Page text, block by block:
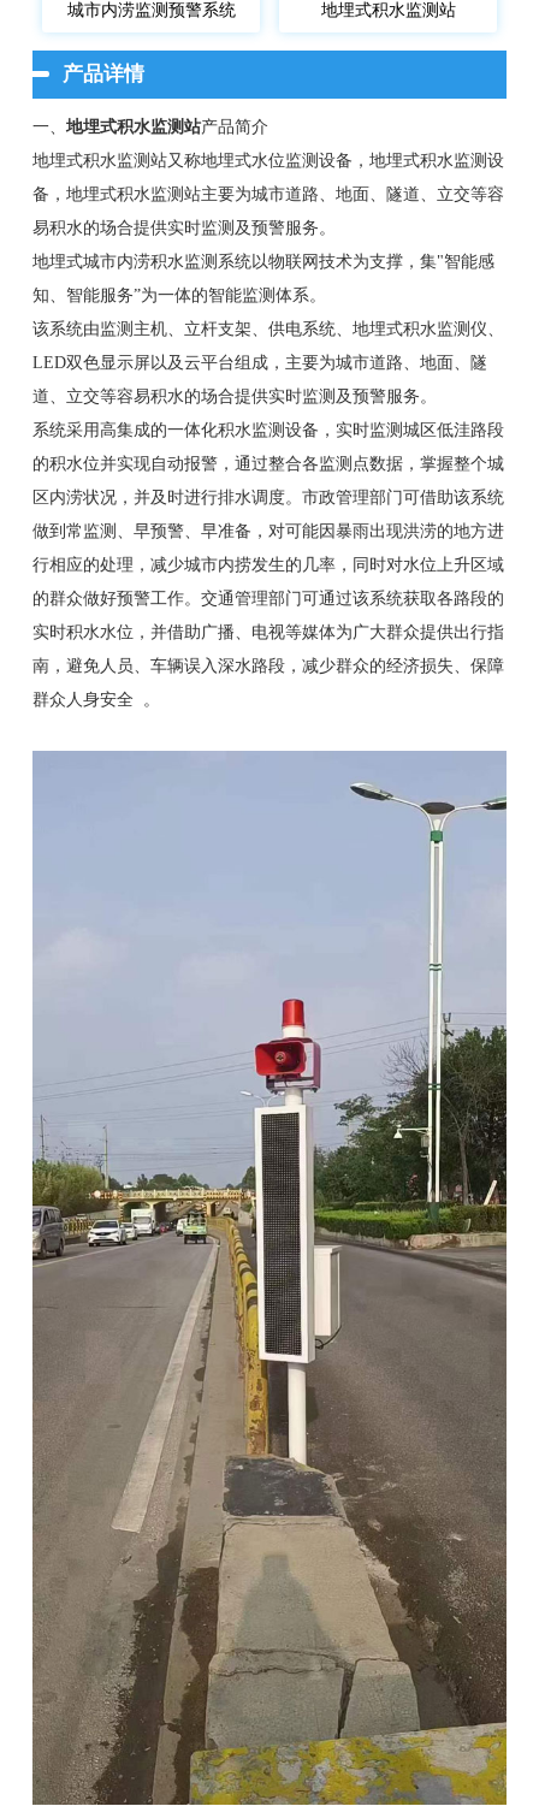
城市内涝监测预警系统 地埋式积水监测站
产品详情
一、 地埋式积水监测站产品简介
地埋式积水监测站又称地埋式水位监测设备，地埋式积水监测设
备，地埋式积水监测站主要为城市道路、地面、隧道、立交等容
易积水的场合提供实时监测及预警服务。
地埋式城市内涝积水监测系统以物联网技术为支撑，集"智能感
知、智能服务”为一体的智能监测体系。
该系统由监测主机、立杆支架、供电系统、地埋式积水监测仪、
LED双色显示屏以及云平台组成，主要为城市道路、地面、隧
道、立交等容易积水的场合提供实时监测及预警服务。
系统采用高集成的一体化积水监测设备，实时监测城区低洼路段
的积水位并实现自动报警，通过整合各监测点数据，掌握整个城
区内涝状况，并及时进行排水调度。市政管理部门可借助该系统
做到常监测、早预警、早准备，对可能因暴雨出现洪涝的地方进
行相应的处理，减少城市内捞发生的几率，同时对水位上升区域
的群众做好预警工作。交通管理部门可通过该系统获取各路段的
实时积水水位，并借助广播、电视等媒体为广大群众提供出行指
南，避免人员、车辆误入深水路段，减少群众的经济损失、保障
群众人身安全 。